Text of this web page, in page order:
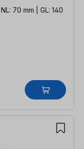
70 mm | GL: 140